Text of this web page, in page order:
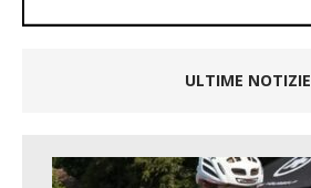
ULTIME NOTIZIE